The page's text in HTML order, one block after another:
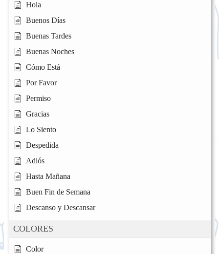
Hola
Buenos Días
Buenas Tardes
Buenas Noches
Cómo Está
Por Favor
Permiso
Gracias
Lo Siento
Despedida
Adiós
Hasta Mañana
Buen Fin de Semana
Descanso y Descansar
COLORES
Color